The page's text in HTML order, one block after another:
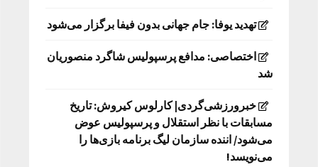
تهدید یوفا: جام جهانی بدون فیفا برگزار می‌شود
اختصاصی: مدافع پرسپولیس شاگرد منصوریان
شد
خبرورزشی‌گردی| کارلوس کیروش: تاریخ
مسابقات با نظر استقلال و پرسپولیس عوض
می‌شود/ اننده سازمان لیگ برنامه بازی‌ها را
می‌نویسد!